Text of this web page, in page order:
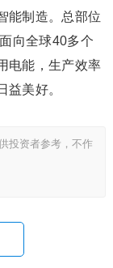
能制造。总部位
向全球40多个
电能，生产效率
益美好。
投资者参考，不作